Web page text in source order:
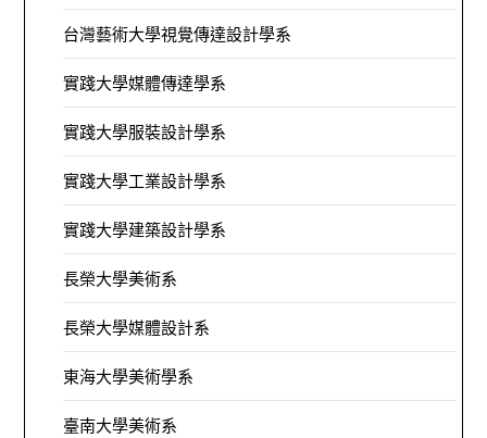
台灣藝術大學視覺傳達設計學系
實踐大學媒體傳達學系
實踐大學服裝設計學系
實踐大學工業設計學系
實踐大學建築設計學系
長榮大學美術系
長榮大學媒體設計系
東海大學美術學系
臺南大學美術系